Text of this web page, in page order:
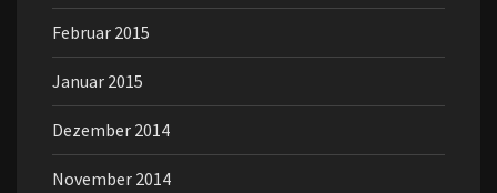
Februar 2015
Januar 2015
Dezember 2014
November 2014